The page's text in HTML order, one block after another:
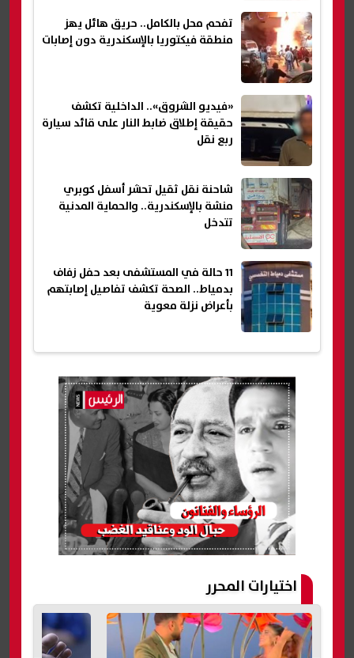
تفحم محل بالكامل.. حريق هائل يهز
منطقة فيكتوريا بالإسكندرية دون إصابات
«فيديو الشروق».. الداخلية تكشف
حقيقة إطلاق ضابط النار على قائد سيارة
ربع نقل
شاحنة نقل ثقيل تحشر أسفل كوبري
منشة بالإسكندرية.. والحماية المدنية
تتدخل
11 حالة في المستشفى بعد حفل زفاف
بدمياط.. الصحة تكشف تفاصيل إصابتهم
بأعراض نزلة معوية
اختيارات المحرر